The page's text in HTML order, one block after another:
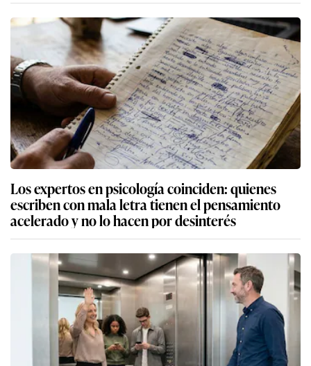
Los expertos en psicología coinciden: quienes
escriben con mala letra tienen el pensamiento
acelerado y no lo hacen por desinterés